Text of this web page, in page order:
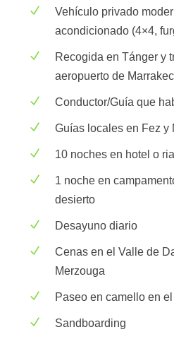
Vehículo privado
acondicionado (4×4,
Recogida en Tánger y
aeropuerto de
Conductor/Guía que
Guías locales en Fez y
10 noches en hotel o
1 noche en
desierto
Desayuno diario
Cenas en el Valle de
Merzouga
Paseo en camello en
Sandboarding